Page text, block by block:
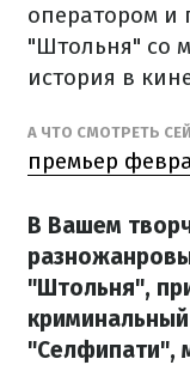
оператором
"Штольня" со
история в
А ЧТО СМОТРЕТЬ
премьер
В Вашем
"Штольня",
"Селфипати",